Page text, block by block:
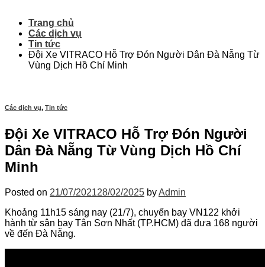
Trang chủ
Các dịch vụ
Tin tức
Đội Xe VITRACO Hỗ Trợ Đón Người Dân Đà Nẵng Từ
Vùng Dịch Hồ Chí Minh
Các dịch vụ, Tin tức
Đội Xe VITRACO Hỗ Trợ Đón Người
Dân Đà Nẵng Từ Vùng Dịch Hồ Chí
Minh
Posted on 21/07/202128/02/2025 byAdmin
Khoảng 11h15 sáng nay (21/7), chuyến bay VN122 khởi
hành từ sân bay Tân Sơn Nhất (TP.HCM) đã đưa 168 người
về đến Đà Nẵng.